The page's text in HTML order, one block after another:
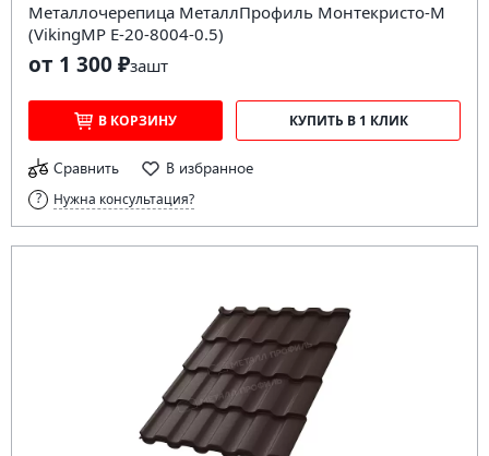
Металлочерепица МеталлПрофиль Монтекристо-M
(VikingMP E-20-8004-0.5)
от 1 300 ₽зашт
В КОРЗИНУ КУПИТЬ В 1 КЛИК
Сравнить В избранное
Нужна консультация?